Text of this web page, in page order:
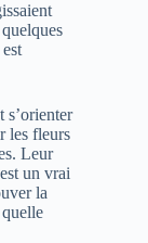
s’orienter
les fleurs
Leur
un vrai
la